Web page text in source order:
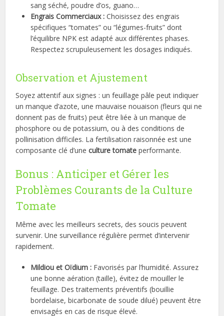
sang séché, poudre d’os, guano…
Engrais Commerciaux : Choisissez des engrais
spécifiques “tomates” ou “légumes-fruits” dont
l’équilibre NPK est adapté aux différentes phases.
Respectez scrupuleusement les dosages indiqués.
Observation et Ajustement
Soyez attentif aux signes : un feuillage pâle peut indiquer
un manque d’azote, une mauvaise nouaison (fleurs qui ne
donnent pas de fruits) peut être liée à un manque de
phosphore ou de potassium, ou à des conditions de
pollinisation difficiles. La fertilisation raisonnée est une
composante clé d’uneculture tomate performante.
Bonus : Anticiper et Gérer les
Problèmes Courants de la Culture
Tomate
Même avec les meilleurs secrets, des soucis peuvent
survenir. Une surveillance régulière permet d’intervenir
rapidement.
Mildiou et Oïdium : Favorisés par l’humidité. Assurez
une bonne aération (taille), évitez de mouiller le
feuillage. Des traitements préventifs (bouillie
bordelaise, bicarbonate de soude dilué) peuvent être
envisagés en cas de risque élevé.